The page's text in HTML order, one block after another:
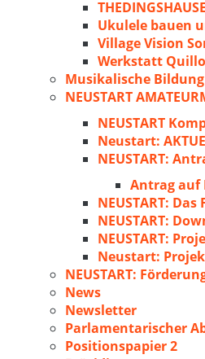
Ukulele bauen
Village Vision
Werkstatt Quillo
Musikalische
NEUSTART
NEUSTART
Neustart:
NEUSTART:
Antrag auf
NEUSTART:
NEUSTART:
NEUSTART:
Neustart:
NEUSTART:
News
Newsletter
Parlamentarischer
Positionspapier 2